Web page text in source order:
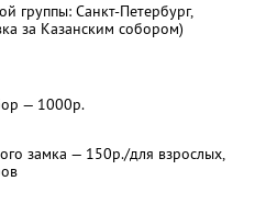
группы: Санкт-Петербург,
за Казанским собором)
— 1000р.
замка — 150р./для взрослых,